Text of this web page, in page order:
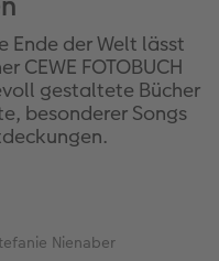
Sofortfotos
Ende der Welt lässt
CEWE FOTOBUCH
gestaltete Bücher
besonderer Songs
Nienaber